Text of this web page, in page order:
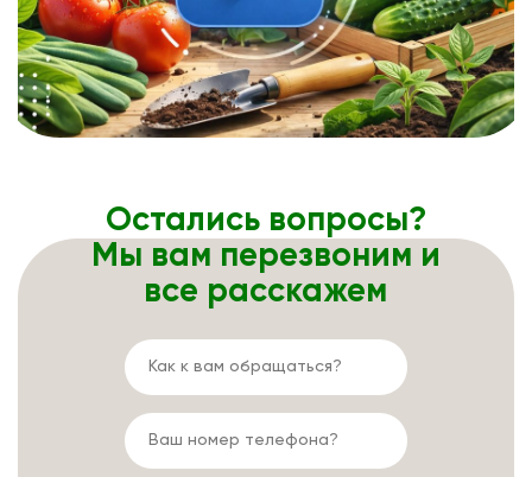
Остались вопросы?
Мы вам перезвоним и
все расскажем